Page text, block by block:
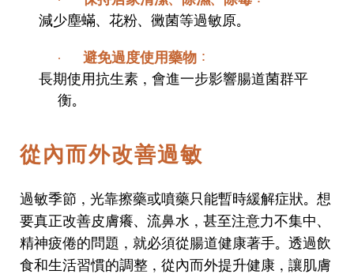
減少塵蟎、花粉、黴菌等過敏原。
· 避免過度使用藥物 ：
長期使用抗生素，會進一步影響腸道菌群平
衡。
從內而外改善過敏
過敏季節，光靠擦藥或噴藥只能暫時緩解症狀。想
要真正改善皮膚癢、流鼻水，甚至注意力不集中、
精神疲倦的問題，就必須從腸道健康著手。透過飲
食和生活習慣的調整，從內而外提升健康，讓肌膚